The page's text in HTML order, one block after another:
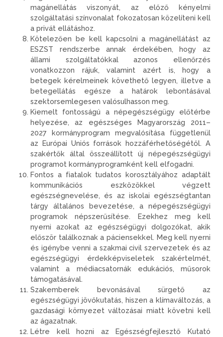
magánellátás viszonyát, az előző kényelmi
szolgáltatási színvonalat fokozatosan közelíteni kell
a privát ellátáshoz.
Kötelezően be kell kapcsolni a magánellátást az
ESZST rendszerbe annak érdekében, hogy az
állami szolgáltatókkal azonos ellenőrzés
vonatkozzon rájuk, valamint azért is, hogy a
betegek kérelmeinek követhető legyen, illetve a
betegellátás egésze a határok lebontásával
szektorsemlegesen valósulhasson meg.
Kiemelt fontosságú a népegészségügy előtérbe
helyezése, az egészséges Magyarország 2011–
2027 kormányprogram megvalósítása függetlenül
az Európai Uniós források hozzáférhetőségétől. A
szakértők által összeállított új népegészségügyi
programot kormányprogramként kell elfogadni.
Fontos a fiatalok tudatos korosztályához adaptált
kommunikációs eszközökkel végzett
egészségnevelése, és az iskolai egészségtantan
tárgy általános bevezetése, a népegészségügyi
programok népszerűsítése. Ezekhez meg kell
nyerni azokat az egészségügyi dolgozókat, akik
először találkoznak a páciensekkel. Meg kell nyerni
és igénybe venni a szakmai civil szervezetek és az
egészségügyi érdekképviseletek szakértelmét,
valamint a médiacsatornák edukációs, műsorok
támogatásával.
Szakemberek bevonásával sürgető az
egészségügyi jövőkutatás, hiszen a klímaváltozás, a
gazdasági környezet változásai miatt követni kell
az ágazatnak.
Létre kell hozni az Egészségfejlesztő Kutató